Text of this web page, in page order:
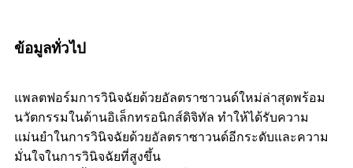
ข้อมูลทั่วไป
แพลตฟอร์มการวินิจฉัยด้วยอัลตราซาวนด์ใหม่ล่าสุดพร้อม
นวัตกรรมในด้านอิเล็กทรอนิกส์ดิจิทัล ทำให้ได้รับความ
แม่นยำในการวินิจฉัยด้วยอัลตราซาวนด์อีกระดับและความ
มั่นใจในการวินิจฉัยที่สูงขึ้น